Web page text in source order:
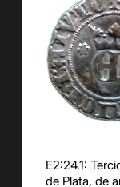
E2:24.1:
de Plata, de